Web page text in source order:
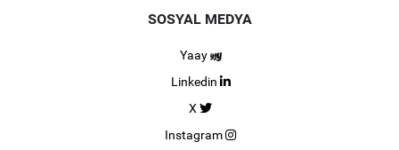
SOSYAL MEDYA
Yaay
Linkedin
X
Instagram